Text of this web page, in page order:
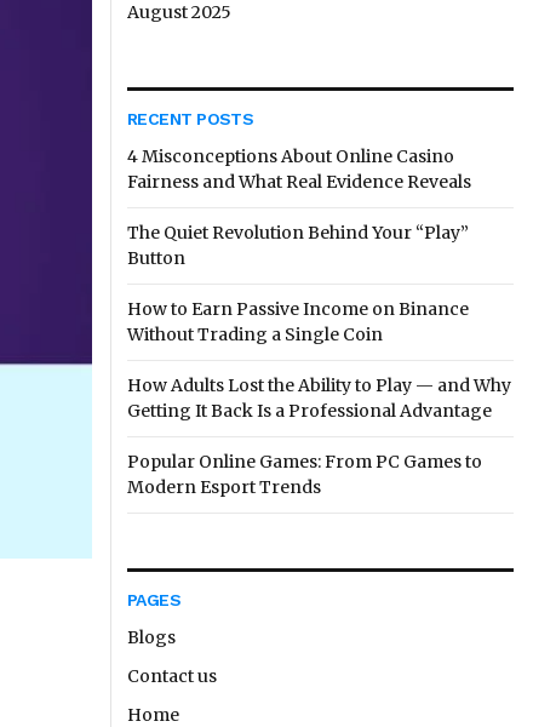
August 2025
RECENT POSTS
4 Misconceptions About Online Casino
Fairness and What Real Evidence Reveals
The Quiet Revolution Behind Your “Play”
Button
How to Earn Passive Income on Binance
Without Trading a Single Coin
How Adults Lost the Ability to Play — and Why
Getting It Back Is a Professional Advantage
Popular Online Games: From PC Games to
Modern Esport Trends
PAGES
Blogs
Contact us
Home